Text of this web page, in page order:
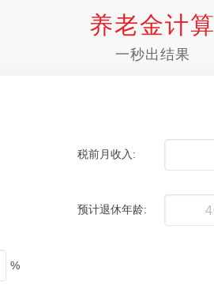
养老金计算
一秒出结果
税前月收入:
预计退休年龄:
%